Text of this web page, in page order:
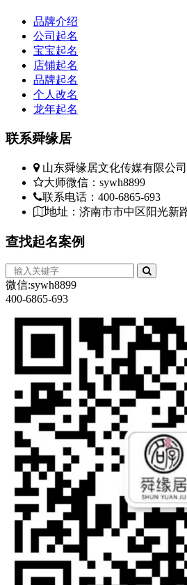
品牌介绍
公司起名
宝宝起名
店铺起名
品牌起名
个人改名
龙年起名
联系舜缘居
山东舜缘居文化传媒有限公司
大师微信：sywh8899
联系电话：400-6865-693
地址：济南市市中区阳光新
查找起名案例
微信:sywh8899
400-6865-693